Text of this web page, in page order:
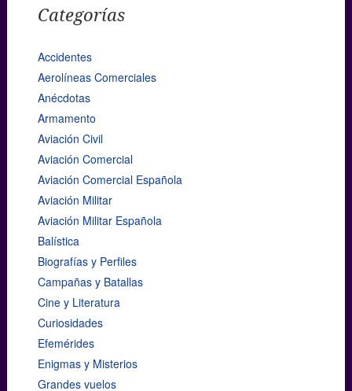
Categorías
Accidentes
Aerolíneas Comerciales
Anécdotas
Armamento
Aviación Civil
Aviación Comercial
Aviación Comercial Española
Aviación Militar
Aviación Militar Española
Balística
Biografías y Perfiles
Campañas y Batallas
Cine y Literatura
Curiosidades
Efemérides
Enigmas y Misterios
Grandes vuelos